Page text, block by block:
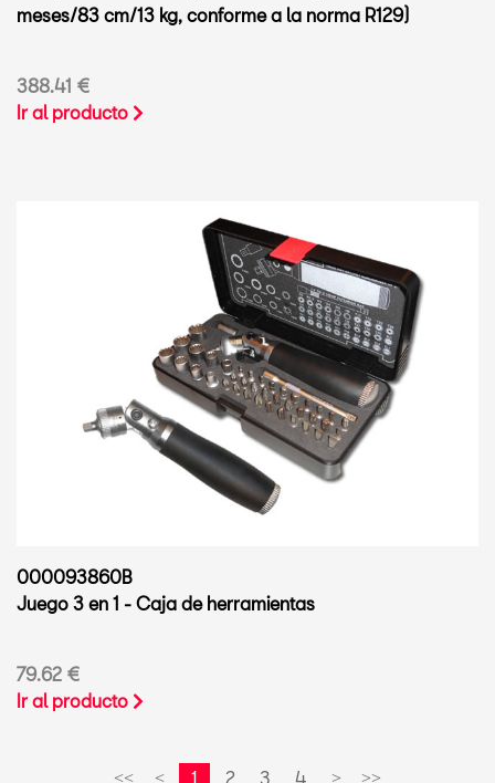
meses/83 cm/13 kg, conforme a la norma R129)
388.41 €
Ir al producto
000093860B
Juego 3 en 1 - Caja de herramientas
79.62 €
Ir al producto
<< < 1 2 3 4 > >>